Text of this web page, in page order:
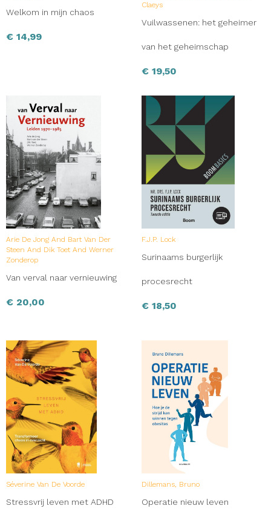
Welkom in mijn chaos
€ 14,99
Claeys
Vuilwassenen: het geheimer
van het geheimschap
€ 19,50
Arie De Jong And Bart Van Der
Steen And Dik Toet And Werner
Zonderop
Van verval naar vernieuwing
€ 20,00
F.J.P. Lock
Surinaams burgerlijk
procesrecht
€ 18,50
Séverine Van De Voorde
Stressvrij leven met ADHD
Dillemans, Bruno
Operatie nieuw leven